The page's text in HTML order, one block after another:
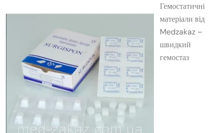
Гемостатичні
матеріали від
Medzakaz –
швидкий
гемостаз